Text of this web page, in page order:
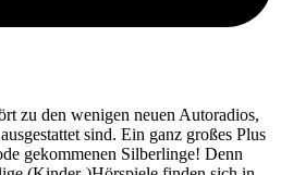
zu den wenigen neuen Autoradios,
sind. Ein ganz großes Plus
gekommenen Silberlinge! Denn